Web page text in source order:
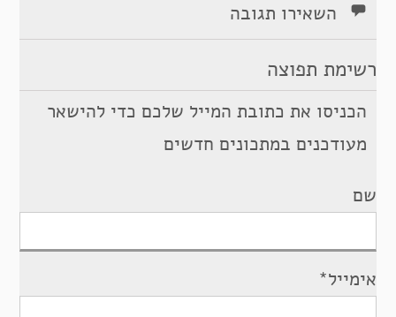
השאירו תגובה
רשימת תפוצה
הכניסו את כתובת המייל שלכם כדי להישאר
מעודכנים במתכונים חדשים
שם
אימייל*